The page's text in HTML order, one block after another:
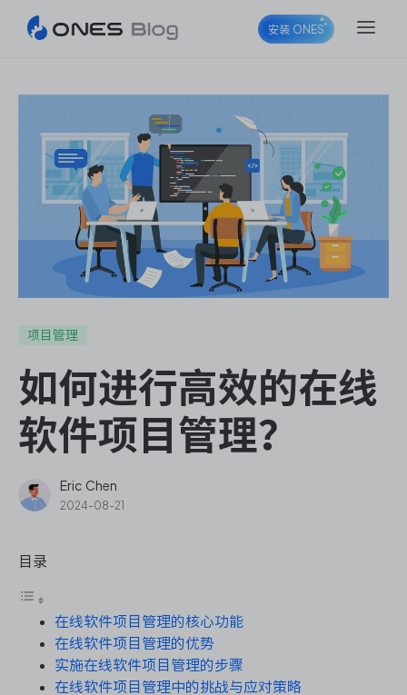
ONES Project
ONES Wiki
ONES Desk
ONES Assistant
瀑布项目管理
测试管理
安装 ONES
项目管理
如何进行高效的在线
软件项目管理？
Eric Chen
2024-08-21
目录
在线软件项目管理的核心功能
在线软件项目管理的优势
实施在线软件项目管理的步骤
在线软件项目管理中的挑战与应对策略